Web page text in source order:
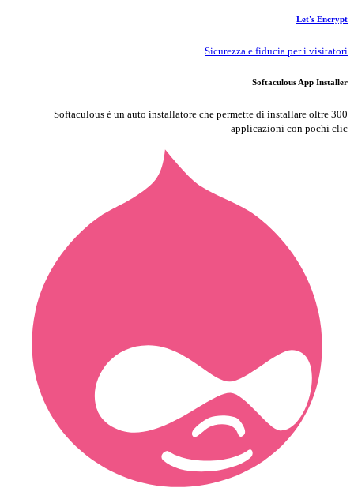
Let's Encrypt
Sicurezza e fiducia per i visitatori
Softaculous App Installer
Softaculous è un auto installatore che permette di installare oltre 300
applicazioni con pochi clic